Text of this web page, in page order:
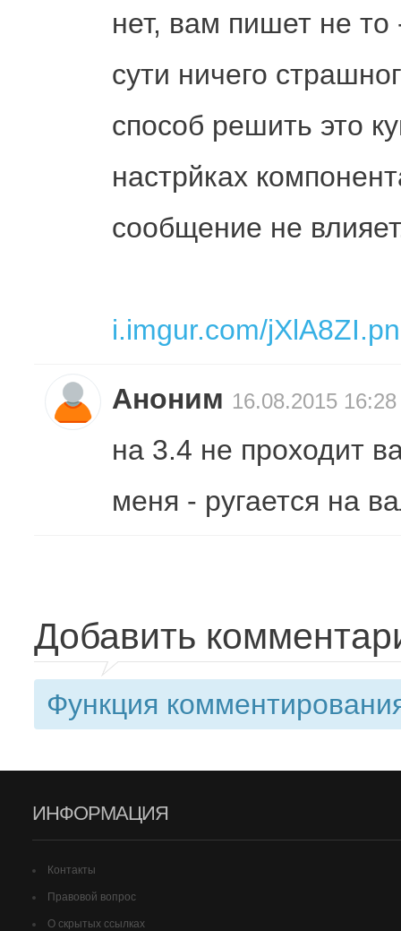
нет, вам пишет не
сути ничего
способ решить это
настрйках
сообщение не
i.imgur.com/
Аноним 16.08.2015 16:28
на 3.4 не проходит
меня - ругается на
Добавить
Функция
ИНФОРМАЦИЯ
Контакты
Правовой вопрос
О скрытых ссылках